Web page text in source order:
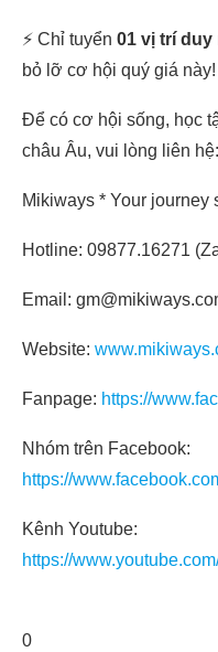
⚡ Chỉ tuyển 01 vị trí duy
bỏ lỡ cơ hội quý giá này!
Để có cơ hội sống, học
châu Âu, vui lòng liên hệ:
Mikiways * Your journey
Hotline: 09877.16271
Email:
Website:
Fanpage: https://
Nhóm trên Facebook:
https://
Kênh Youtube:
https://
0